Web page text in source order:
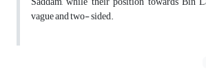
vague and two- sided.